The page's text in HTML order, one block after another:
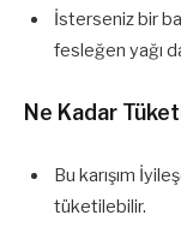
İsterseniz bir
fesleğen yağı
Ne Kadar
Bu karışım
tüketilebilir.